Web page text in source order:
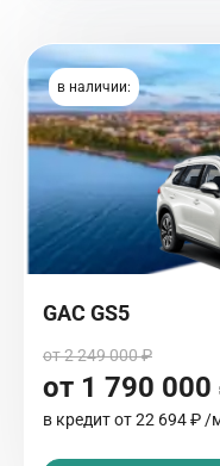
в наличии:
GAC GS5
от 2 249 000 ₽
от 1 790 000
в кредит от22 694 ₽ /